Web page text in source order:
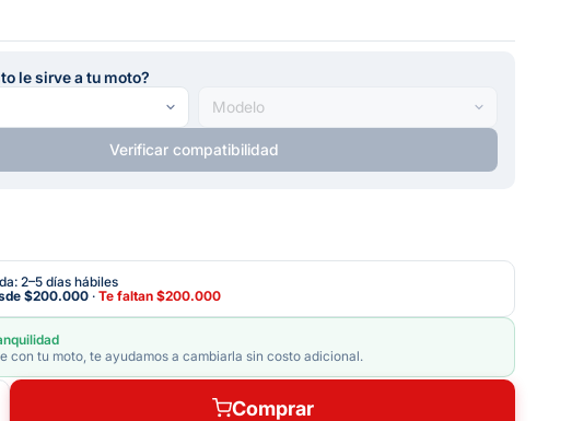
le sirve a tu moto?
Verificar compatibilidad
2–5 días hábiles
$200.000 · Te faltan $200.000
con tu moto, te ayudamos a cambiarla sin costo adicional.
Comprar